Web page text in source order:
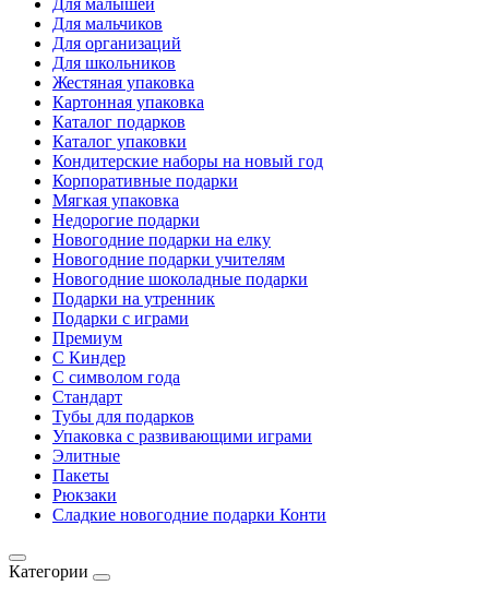
Для мальчиков
Для организаций
Для школьников
Жестяная упаковка
Картонная упаковка
Каталог подарков
Каталог упаковки
Кондитерские наборы на новый год
Корпоративные подарки
Мягкая упаковка
Недорогие подарки
Новогодние подарки на елку
Новогодние подарки учителям
Новогодние шоколадные подарки
Подарки на утренник
Подарки с играми
Премиум
С Киндер
С символом года
Стандарт
Тубы для подарков
Упаковка с развивающими играми
Элитные
Пакеты
Рюкзаки
Сладкие новогодние подарки Конти
Категории